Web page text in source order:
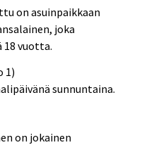
on asuinpaikkaan
joka
vuotta.
1)
sunnuntaina.
on jokainen